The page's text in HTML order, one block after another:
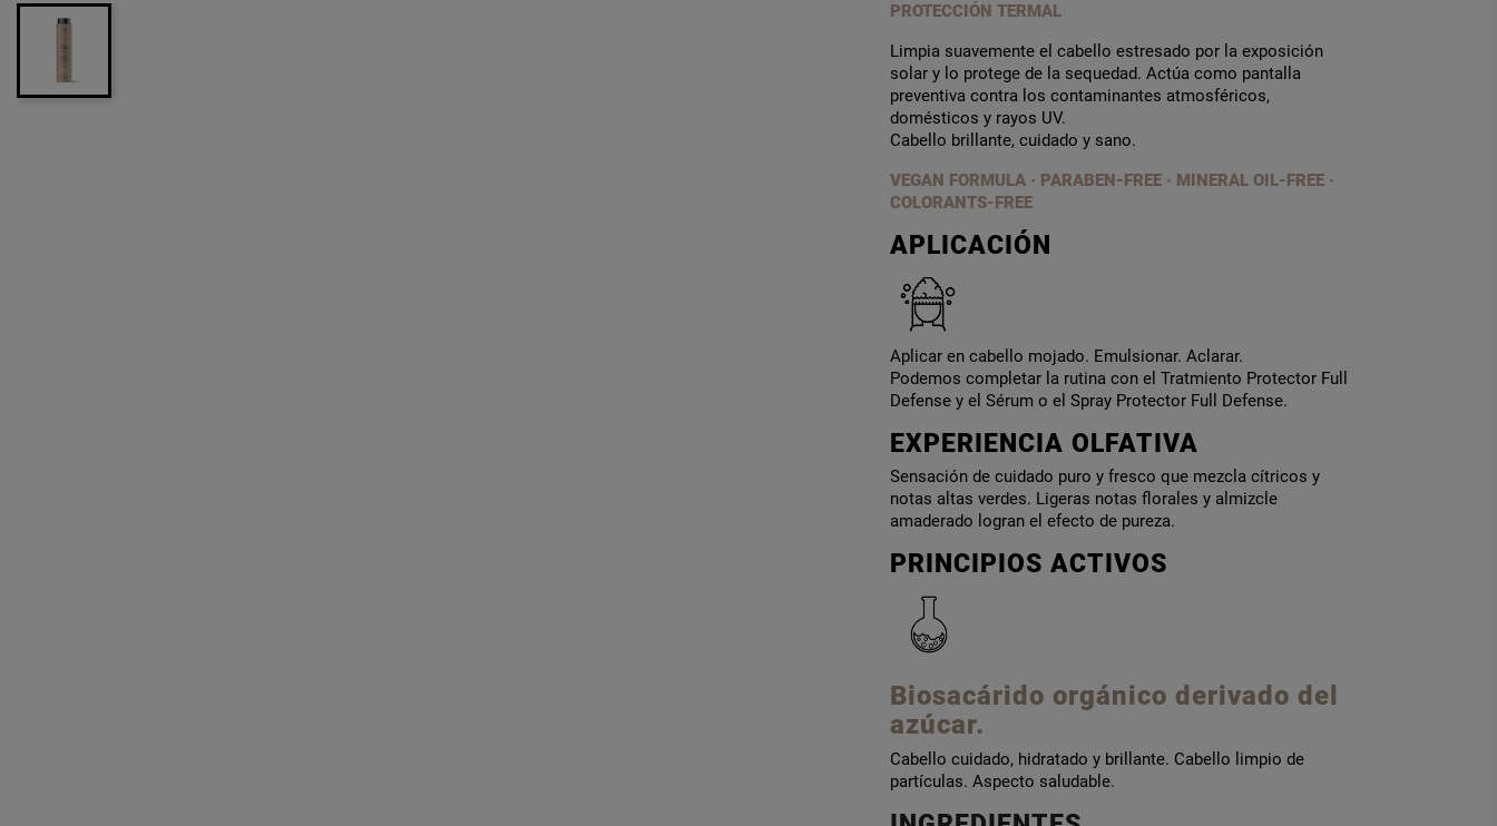
PROTECCIÓN TERMAL
Limpia suavemente el cabello estresado por la exposición
solar y lo protege de la sequedad. Actúa como pantalla
preventiva contra los contaminantes atmosféricos,
domésticos y rayos UV.
Cabello brillante, cuidado y sano.
VEGAN FORMULA · PARABEN-FREE· MINERAL OIL-FREE ·
COLORANTS-FREE
APLICACIÓN
Aplicar en cabello mojado. Emulsionar. Aclarar.
Podemos completar la rutina con el Tratmiento Protector Full
Defense y el Sérum o el Spray Protector Full Defense.
EXPERIENCIA OLFATIVA
Sensación de cuidado puro y fresco que mezcla cítricos y
notas altas verdes. Ligeras notas florales y almizcle
amaderado logran el efecto de pureza.
PRINCIPIOS ACTIVOS
Biosacárido orgánico derivado del
azúcar.
Cabello cuidado, hidratado y brillante. Cabello limpio de
partículas. Aspecto saludable.